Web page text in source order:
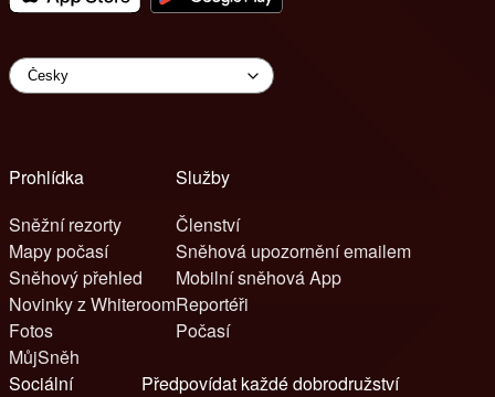
Prohlídka
Sněžní rezorty
Mapy počasí
Sněhový přehled
Novinky z Whiteroom
Fotos
MůjSněh
Služby
Členství
Sněhová upozornění emailem
Mobilní sněhová App
Reportéři
Počasí
Sociální
Předpovídat každé dobrodružství